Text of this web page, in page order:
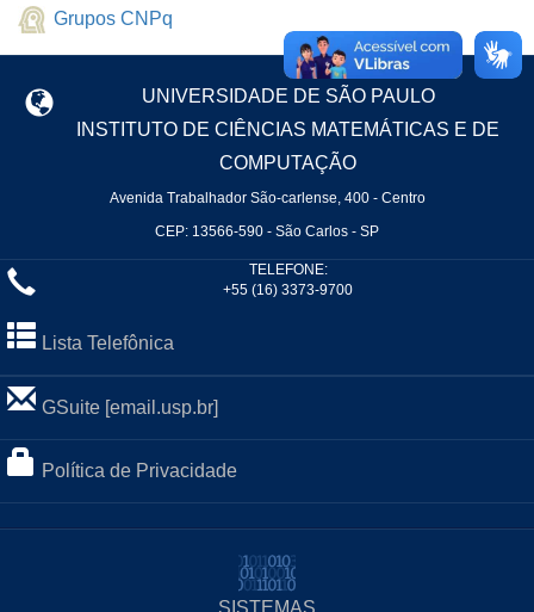
Grupos CNPq
UNIVERSIDADE DE SÃO PAULO
INSTITUTO DE CIÊNCIAS MATEMÁTICAS E DE
COMPUTAÇÃO
Avenida Trabalhador São-carlense, 400 - Centro
CEP: 13566-590 - São Carlos - SP
TELEFONE:
+55 (16) 3373-9700
Lista Telefônica
GSuite [email.usp.br]
Política de Privacidade
SISTEMAS